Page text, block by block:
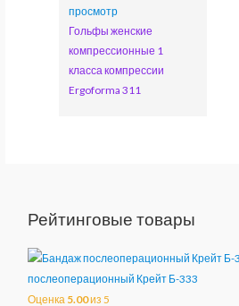
просмотр
Гольфы женские
компрессионные 1
класса компрессии
Ergoforma 311
Рейтинговые товары
послеоперационный Крейт Б-333
Оценка 5.00из 5